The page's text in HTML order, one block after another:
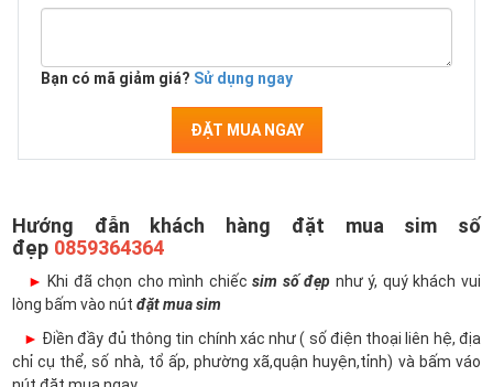
Bạn có mã giảm giá? Sử dụng ngay
ĐẶT MUA NGAY
Hướng đẫn khách hàng đặt mua sim số
đẹp 0859364364
► Khi đã chọn cho mình chiếcsim số đẹp như ý, quý khách vui
lòng bấm vào nút đặt mua sim
► Điền đầy đủ thông tin chính xác như ( số điện thoại liên hệ, địa
chỉ cụ thể, số nhà, tổ ấp, phường xã,quận huyện,tỉnh) và bấm váo